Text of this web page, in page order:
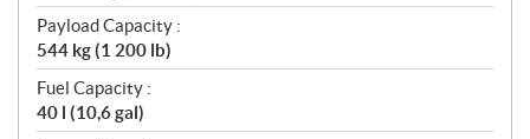
Payload Capacity :
544 kg (1 200 lb)
Fuel Capacity :
40 l (10,6 gal)